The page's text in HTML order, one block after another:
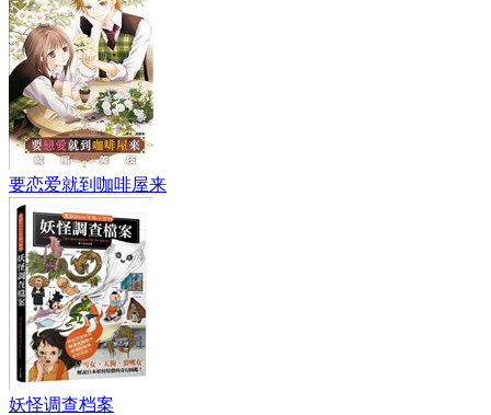
要恋爱就到咖啡屋来
妖怪调查档案